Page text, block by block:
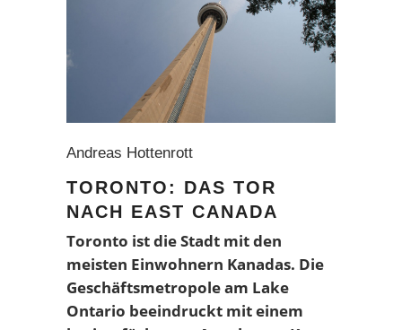
Andreas Hottenrott
TORONTO: DAS TOR
NACH EAST CANADA
Toronto ist die Stadt mit den
meisten Einwohnern Kanadas. Die
Geschäftsmetropole am Lake
Ontario beeindruckt mit einem